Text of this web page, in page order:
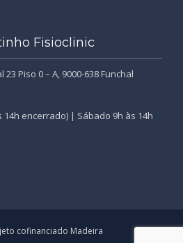
Fisioclinic
Piso 0 – A, 9000-638 Funchal
14h encerrado) | Sábado 9h às 14h